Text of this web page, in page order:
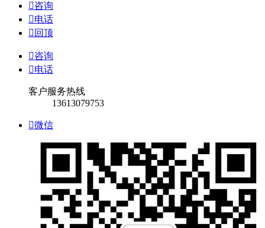
咨询
电话
 回顶
咨询
电话
客户服务热线
13613079753
微信